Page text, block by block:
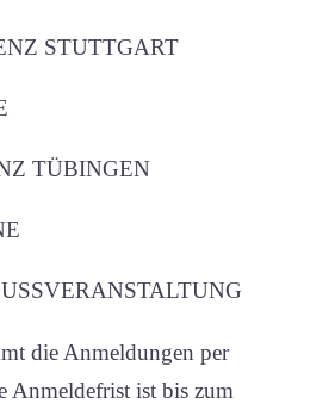
STUTTGART
TÜBINGEN
die Anmeldungen per
Anmeldefrist ist bis zum